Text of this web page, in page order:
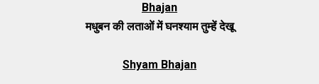
Bhajan
मधुबन की लताओं में घनश्याम तुम्हें देखू
Shyam Bhajan